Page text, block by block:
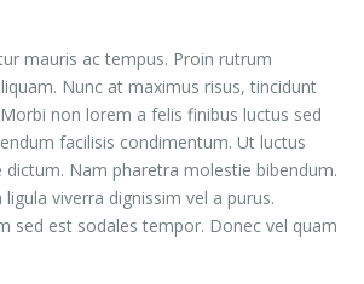
mauris ac tempus. Proin rutrum
Nunc at maximus risus, tincidunt
non lorem a felis finibus luctus sed
facilisis condimentum. Ut luctus
dictum. Nam pharetra molestie bibendum.
viverra dignissim vel a purus.
sed est sodales tempor. Donec vel quam